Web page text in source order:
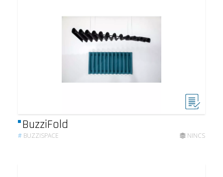
BuzziFold
# BUZZISPACE NINCS